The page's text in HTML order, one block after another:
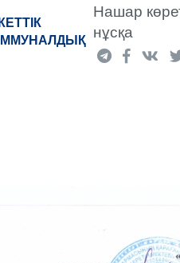
Нашар
нұсқа